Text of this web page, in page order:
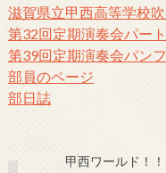
滋賀県立甲西高等学校
第32回定期演奏会パー
第39回定期演奏会パン
部員のページ
部日誌
甲西ワールド！！